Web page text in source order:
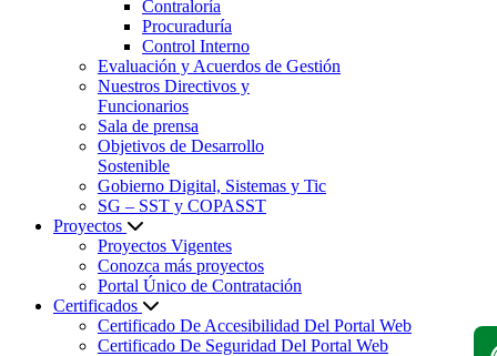
Contraloría
Procuraduría
Control Interno
Evaluación y Acuerdos de Gestión
Nuestros Directivos y
Funcionarios
Sala de prensa
Objetivos de Desarrollo
Sostenible
Gobierno Digital, Sistemas y Tic
SG – SST y COPASST
Proyectos
Proyectos Vigentes
Conozca más proyectos
Portal Único de Contratación
Certificados
Certificado De Accesibilidad Del Portal Web
Certificado De Seguridad Del Portal Web